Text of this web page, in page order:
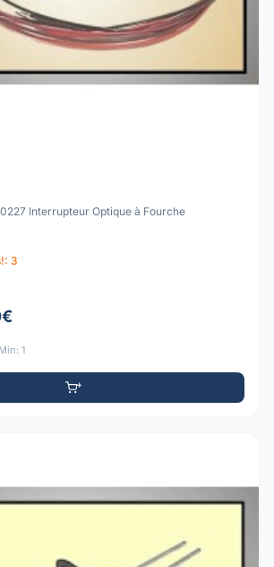
Interrupteur Optique à Fourche
3
Min: 1